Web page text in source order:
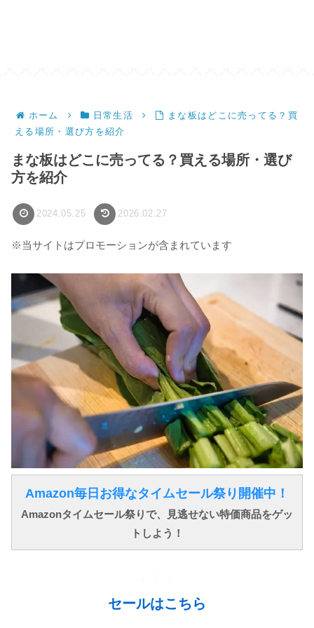
ホーム 日常生活
まな板はどこに売ってる？買
える場所・選び方を紹介
まな板はどこに売ってる？買える場所・選び
方を紹介
2024.05.25 2026.02.27
※当サイトはプロモーションが含まれています
Amazon毎日お得なタイムセール祭り開催中！
Amazonタイムセール祭りで、見逃せない特価商品をゲッ
トしよう！
セールはこちら